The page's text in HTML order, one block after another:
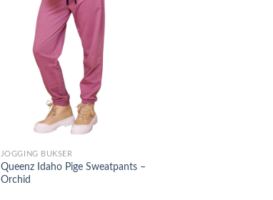
JOGGING BUKSER
Queenz Idaho Pige Sweatpants –
Orchid